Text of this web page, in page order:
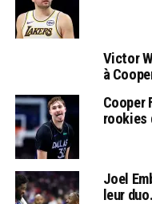
Victor
à
Cooper
rookies
Joel
leur